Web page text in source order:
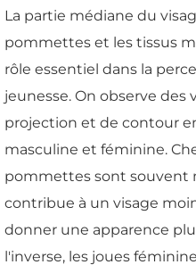
La partie médiane du
pommettes et les tissus
rôle essentiel dans la
jeunesse. On observe
projection et de contour
masculine et féminine.
pommettes sont souvent
contribue à un visage
donner une apparence
l'inverse, les joues